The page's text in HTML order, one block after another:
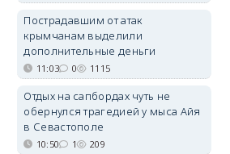
Пострадавшим от атак
крымчанам выделили
дополнительные деньги
11:03 0 1115
Отдых на сапбордах чуть не
обернулся трагедией у мыса Айя
в Севастополе
10:50 1 209